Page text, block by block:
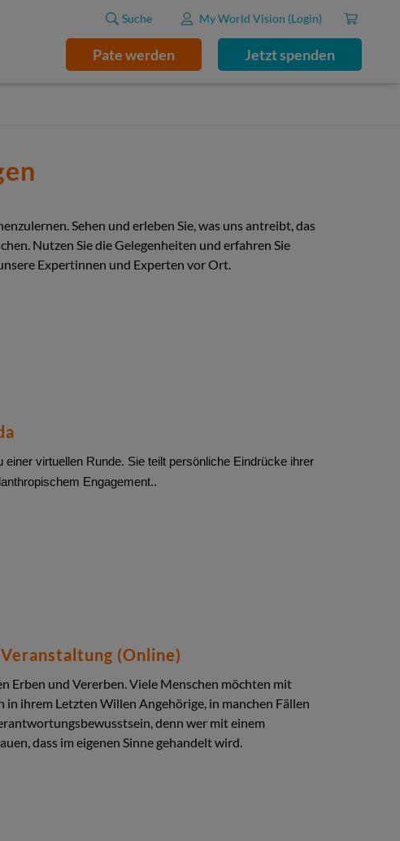
Pate werden Jetzt spenden
Suche My World Vision (Login)
Sehen und erleben Sie, was uns antreibt, das
Nutzen Sie die Gelegenheiten und erfahren Sie
Expertinnen und Experten vor Ort.
virtuellen Runde. Sie teilt persönliche Eindrücke ihrer
Engagement..
(Online)
Erben und Vererben. Viele Menschen möchten mit
ihrem Letzten Willen Angehörige, in manchen Fällen
denn wer mit einem
dass im eigenen Sinne gehandelt wird.